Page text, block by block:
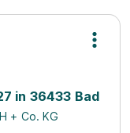
in 36433 Bad
+ Co. KG